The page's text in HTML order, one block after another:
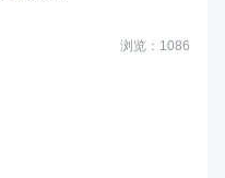
浏览：1086